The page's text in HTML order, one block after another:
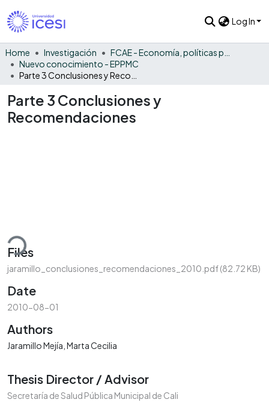
Log In
Home Investigación
Nuevo conocimiento - EPPMC
Parte 3 Conclusiones y
Recomendaciones
Files
jaramillo_conclusiones_recomendaciones_2010.pdf(82.72 KB)
Date
2010-08-01
Authors
Jaramillo Mejía, Marta Cecilia
Thesis Director / Advisor
Secretaría de Salud Pública Municipal de Cali